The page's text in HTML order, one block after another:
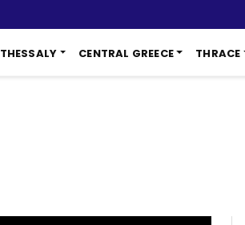
THESSALY CENTRAL GREECE THRACE